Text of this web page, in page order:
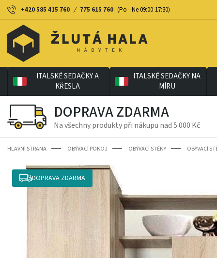
+420 585 415 760 / 775 615 760 (Po - Ne 09:00-17:30)
ITALSKÉ SEDAČKY A
KŘESLA
ITALSKÉ SEDAČKY NA
MÍRU
DOPRAVA ZDARMA
Na všechny produkty při nákupu nad 5 000 Kč
HLAVNÍ STRANA OBÝVACÍ POKOJ OBÝVACÍ STĚNY OBÝVACÍ
DOPRAVA ZDARMA